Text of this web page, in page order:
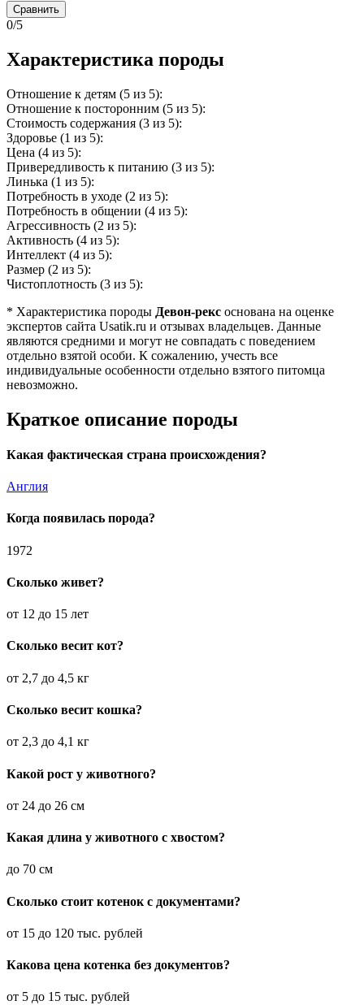
Сравнить
0/5
Характеристика породы
Отношение к детям (5 из 5):
Отношение к посторонним (5 из 5):
Стоимость содержания (3 из 5):
Здоровье (1 из 5):
Цена (4 из 5):
Привередливость к питанию (3 из 5):
Линька (1 из 5):
Потребность в уходе (2 из 5):
Потребность в общении (4 из 5):
Агрессивность (2 из 5):
Активность (4 из 5):
Интеллект (4 из 5):
Размер (2 из 5):
Чистоплотность (3 из 5):
* Характеристика породы Девон-рекс основана на оценке
экспертов сайта Usatik.ru и отзывах владельцев. Данные
являются средними и могут не совпадать с поведением
отдельно взятой особи. К сожалению, учесть все
индивидуальные особенности отдельно взятого питомца
невозможно.
Краткое описание породы
Какая фактическая страна происхождения?
Англия
Когда появилась порода?
1972
Сколько живет?
от 12 до 15 лет
Сколько весит кот?
от 2,7 до 4,5 кг
Сколько весит кошка?
от 2,3 до 4,1 кг
Какой рост у животного?
от 24 до 26 см
Какая длина у животного с хвостом?
до 70 см
Сколько стоит котенок с документами?
от 15 до 120 тыс. рублей
Какова цена котенка без документов?
от 5 до 15 тыс. рублей